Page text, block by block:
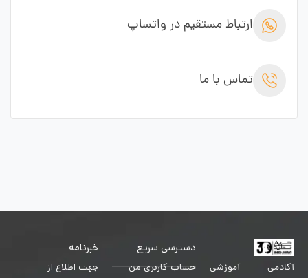
ارتباط مستقیم در واتساپ
تماس با ما
آکادمی آموزشی
دسترسی سریع
حساب کاربری من
خبرنامه
جهت اطلاع از